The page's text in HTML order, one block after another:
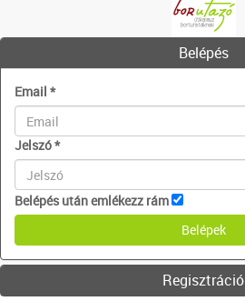
Belépés
Email *
Jelszó*
Belépés után emlékezz rám
Regisztráció